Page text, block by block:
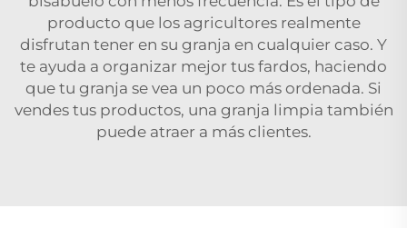
producto que los agricultores realmente
disfrutan tener en su granja en cualquier caso. Y
te ayuda a organizar mejor tus fardos, haciendo
que tu granja se vea un poco más ordenada. Si
vendes tus productos, una granja limpia también
puede atraer a más clientes.